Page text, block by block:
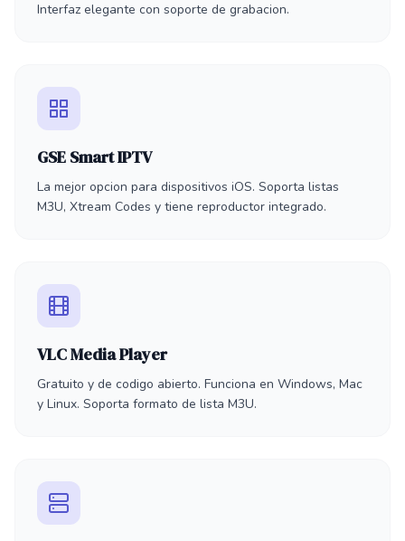
Interfaz elegante con soporte de grabacion.
GSE Smart IPTV
La mejor opcion para dispositivos iOS. Soporta listas
M3U, Xtream Codes y tiene reproductor integrado.
VLC Media Player
Gratuito y de codigo abierto. Funciona en Windows, Mac
y Linux. Soporta formato de lista M3U.